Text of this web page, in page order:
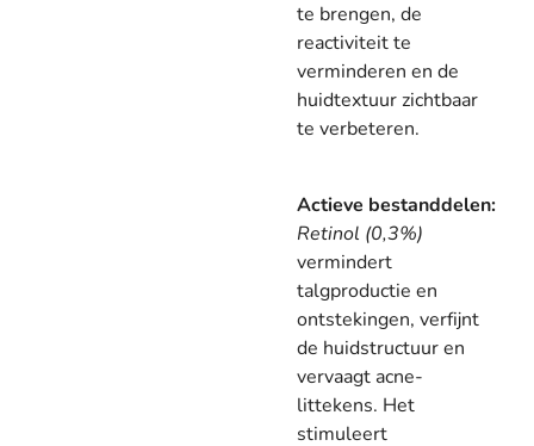
te brengen, de
reactiviteit te
verminderen en de
huidtextuur zichtbaar
te verbeteren.
Actieve bestanddelen:
Retinol (0,3%)
vermindert
talgproductie en
ontstekingen, verfijnt
de huidstructuur en
vervaagt acne-
littekens. Het
stimuleert